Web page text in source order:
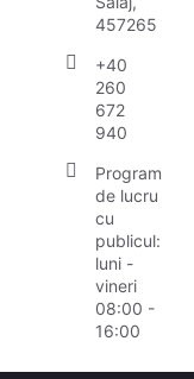
457265
+40
260
672
940
Program
de lucru
cu
publicul:
luni -
vineri
08:00 -
16:00